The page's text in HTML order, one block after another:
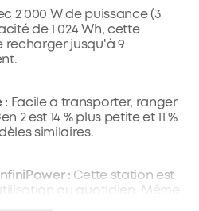
2 000 W de puissance (3
de 1 024 Wh, cette
recharger jusqu'à 9
: Facile à transporter, ranger
2 est 14 % plus petite et 11 %
similaires.
: Cette station est
au quotidien. Même